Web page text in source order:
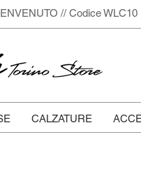
// Codice WLC10
Torino Store
CALZATURE